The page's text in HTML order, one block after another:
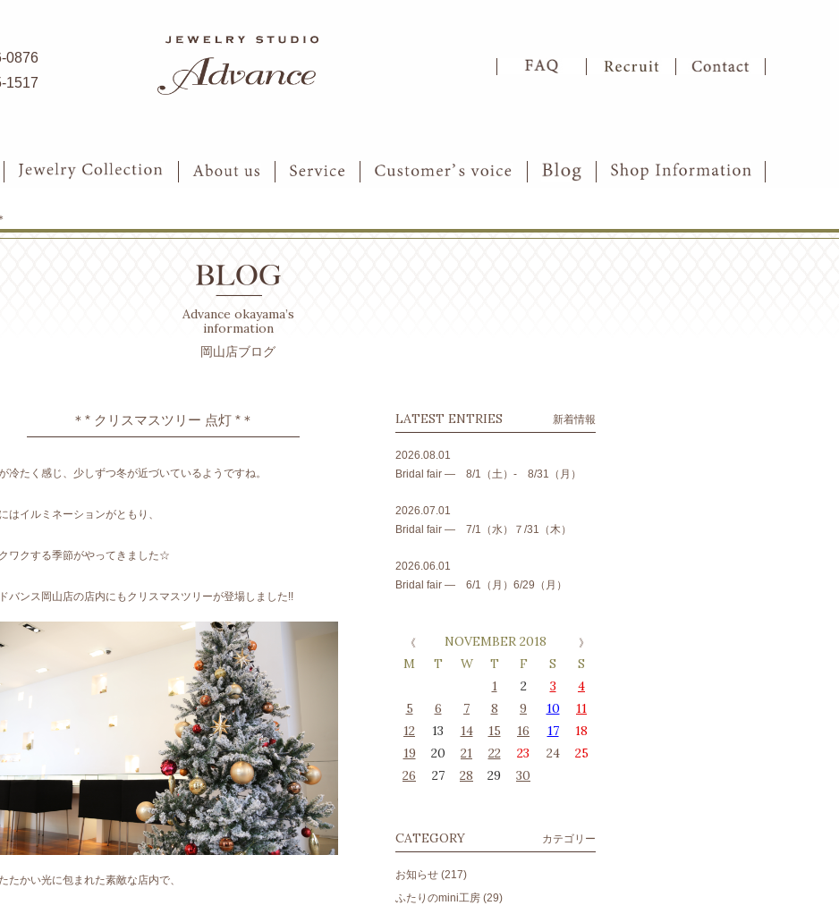
0876
1517
Advance okayama’s
information
岡山店ブログ
＊* クリスマスツリー 点灯 *＊
冷たく感じ、少しずつ冬が近づいているようですね。
はイルミネーションがともり、
ワクする季節がやってきました☆
バンス岡山店の店内にもクリスマスツリーが登場しました!!
たかい光に包まれた素敵な店内で、
LATEST ENTRIES 新着情報
2026.08.01
Bridal fair ― 8/1（土）- 8/31（月）
2026.07.01
Bridal fair ― 7/1（水）７/31（木）
2026.06.01
Bridal fair ― 6/1（月）6/29（月）
NOVEMBER 2018
M
T W T F S
S
1
2 3
4
5
6 7 8 9 10
11
12
13 14 15 16 17
18
19
20 21 22 23 24
25
26
27 28 29 30
CATEGORY カテゴリー
お知らせ (217)
ふたりのmini工房 (29)